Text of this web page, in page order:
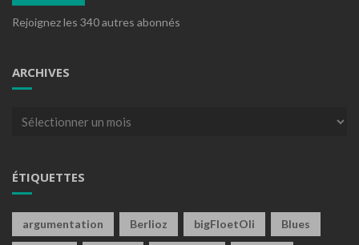
Rejoignez les 340 autres abonnés
ARCHIVES
Archives
ÉTIQUETTES
argumentation Berlioz bigFloetOli Blues